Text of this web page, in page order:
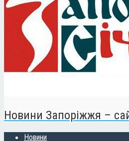
Новини Запоріжжя –
Новини